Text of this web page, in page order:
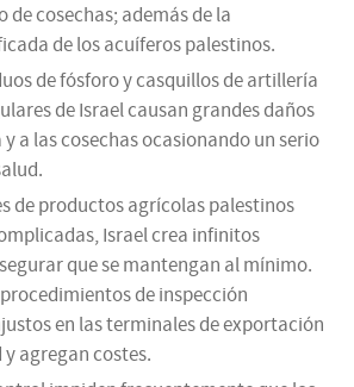
de cosechas; además de la
de los acuíferos palestinos.
de fósforo y casquillos de artillería
de Israel causan grandes daños
a las cosechas ocasionando un serio
de productos agrícolas palestinos
Israel crea infinitos
que se mantengan al mínimo.
de inspección
en las terminales de exportación
agregan costes.